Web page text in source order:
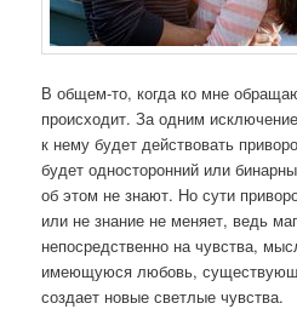
В общем-то, когда ко мне
происходит. За одним
к нему будет действовать
будет односторонний или
об этом не знают. Но сути
или не знание не меняет, ведь
непосредственно на чувства,
имеющуюся любовь,
создает новые светлые чувства.